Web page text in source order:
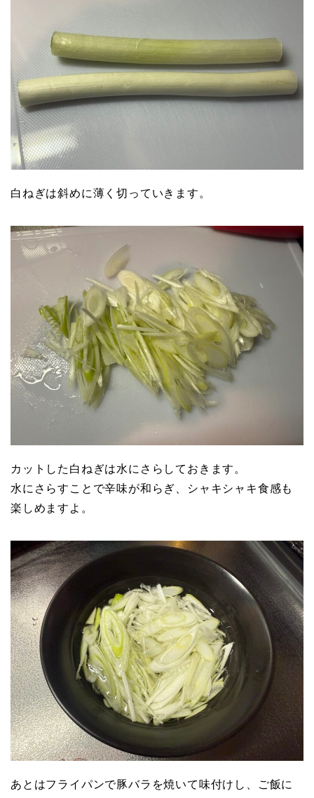
白ねぎは斜めに薄く切っていきます。
カットした白ねぎは水にさらしておきます。
水にさらすことで辛味が和らぎ、シャキシャキ食感も
楽しめますよ。
あとはフライパンで豚バラを焼いて味付けし、ご飯に